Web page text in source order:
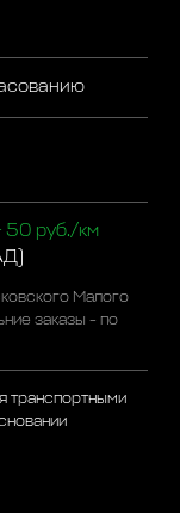
50 руб./км
Малого
заказы - по
транспортными